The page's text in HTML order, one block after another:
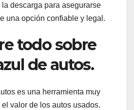
descarga para asegurarse
una opción confiable y legal.
todo sobre
de autos.
es una herramienta muy
valor de los autos usados.